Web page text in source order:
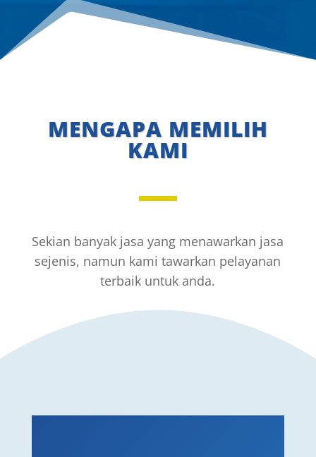
MENGAPA MEMILIH
KAMI
Sekian banyak jasa yang menawarkan jasa
sejenis, namun kami tawarkan pelayanan
terbaik untuk anda.